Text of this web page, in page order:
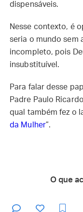
dispensáveis.
Nesse contexto, é
seria o mundo sem
incompleto, pois
insubstituível.
Para falar desse
Padre Paulo
qual também fez o
da Mulher”.
O que